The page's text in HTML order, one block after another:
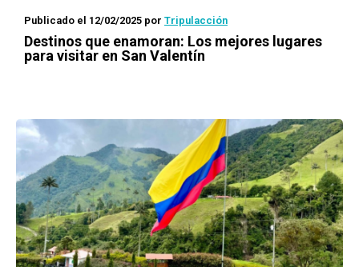
Publicado el 12/02/2025 por Tripulacción
Destinos que enamoran: Los mejores lugares
para visitar en San Valentín